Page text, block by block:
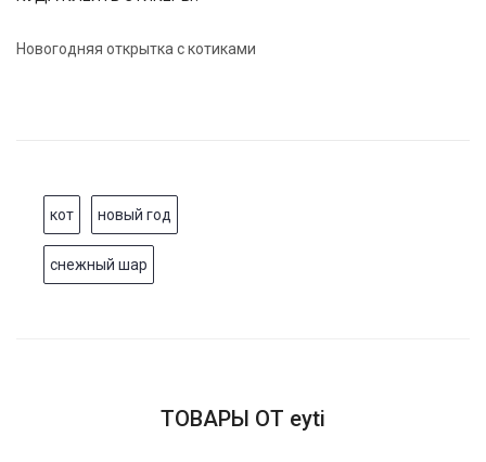
Новогодняя открытка с котиками
кот новый год
снежный шар
ТОВАРЫ ОТ eyti